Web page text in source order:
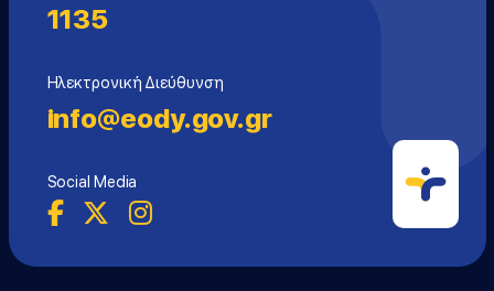
1135
Ηλεκτρονική Διεύθυνση
info@eody.gov.gr
Social Media